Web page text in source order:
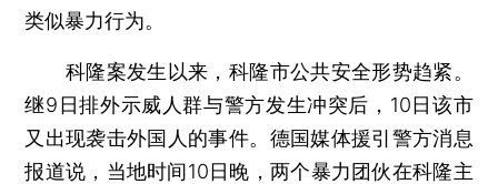
类似暴力行为。
科隆案发生以来，科隆市公共安全形势趋紧。
继9日排外示威人群与警方发生冲突后，10日该市
又出现袭击外国人的事件。德国媒体援引警方消息
报道说，当地时间10日晚，两个暴力团伙在科隆主